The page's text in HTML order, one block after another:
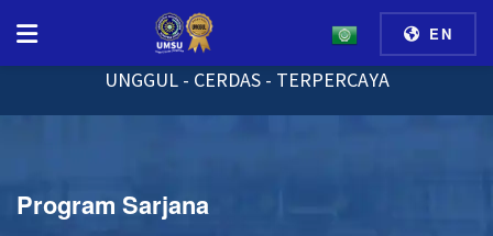
EN
UNGGUL - CERDAS - TERPERCAYA
Program Sarjana